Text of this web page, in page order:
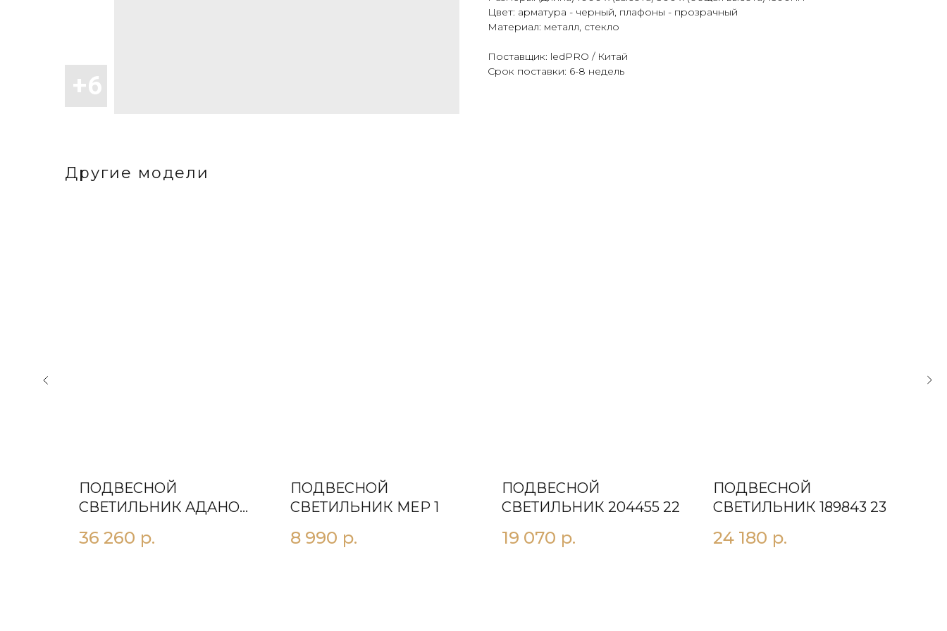
Цвет: арматура - черный, плафоны - прозрачный
Материал: металл, стекло
Поставщик: ledPRO / Китай
Срок поставки: 6-8 недель
Другие модели
ПОДВЕСНОЙ
СВЕТИЛЬНИК AДAНO
36 260 р.
ПОДВЕСНОЙ
СВЕТИЛЬНИК MEР 1
8 990 р.
ПОДВЕСНОЙ
СВЕТИЛЬНИК 204455 22
19 070 р.
ПОДВЕСНОЙ
СВЕТИЛЬНИК 189843 23
24 180 р.